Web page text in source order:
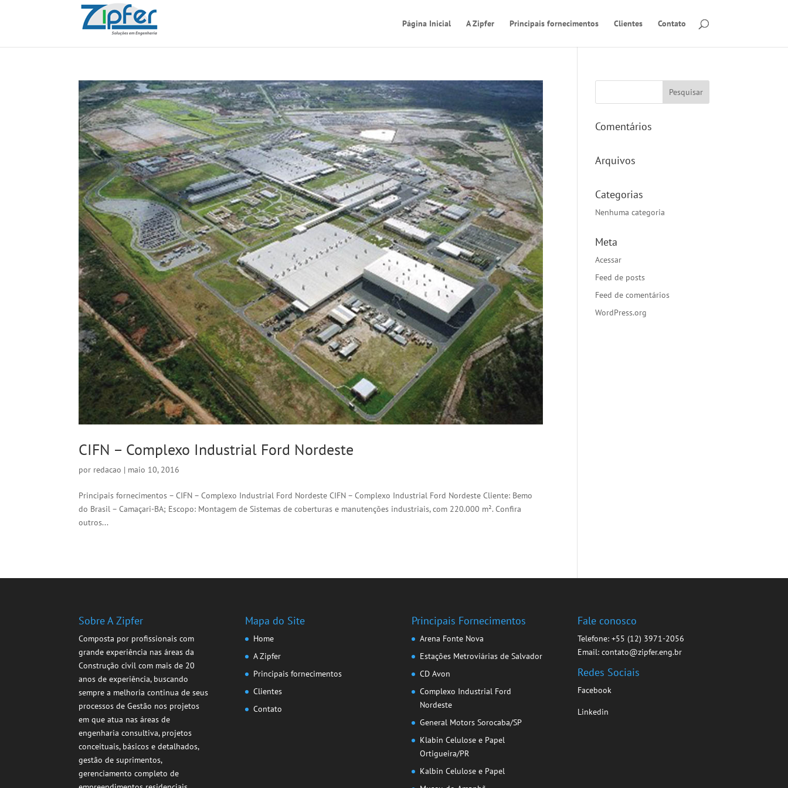
Página Inicial A Zipfer Principais fornecimentos Clientes Contato
CIFN – Complexo Industrial Ford Nordeste
por redacao | maio 10, 2016
Principais fornecimentos – CIFN – Complexo Industrial Ford Nordeste CIFN – Complexo Industrial Ford Nordeste Cliente: Bemo
do Brasil – Camaçari-BA; Escopo: Montagem de Sistemas de coberturas e manutenções industriais, com 220.000 m². Confira
outros...
Comentários
Arquivos
Categorias
Nenhuma categoria
Meta
Acessar
Feed de posts
Feed de comentários
WordPress.org
Sobre A Zipfer
Composta por profissionais com
grande experiência nas áreas da
Construção civil com mais de 20
anos de experiência, buscando
sempre a melhoria continua de seus
processos de Gestão nos projetos
em que atua nas áreas de
engenharia consultiva, projetos
conceituais, básicos e detalhados,
gestão de suprimentos,
gerenciamento completo de
Mapa do Site
Home
A Zipfer
Principais fornecimentos
Clientes
Contato
Principais Fornecimentos
Arena Fonte Nova
Estações Metroviárias de Salvador
CD Avon
Complexo Industrial Ford
Nordeste
General Motors Sorocaba/SP
Klabin Celulose e Papel
Ortigueira/PR
Kalbin Celulose e Papel
Fale conosco
Telefone: +55 (12) 3971-2056
Email: contato@zipfer.eng.br
Redes Sociais
Facebook
Linkedin